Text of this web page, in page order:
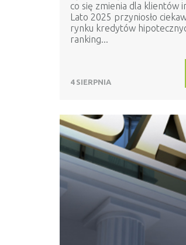
co się zmienia dla klientów
Lato 2025 przyniosło
rynku kredytów
ranking...
4 SIERPNIA